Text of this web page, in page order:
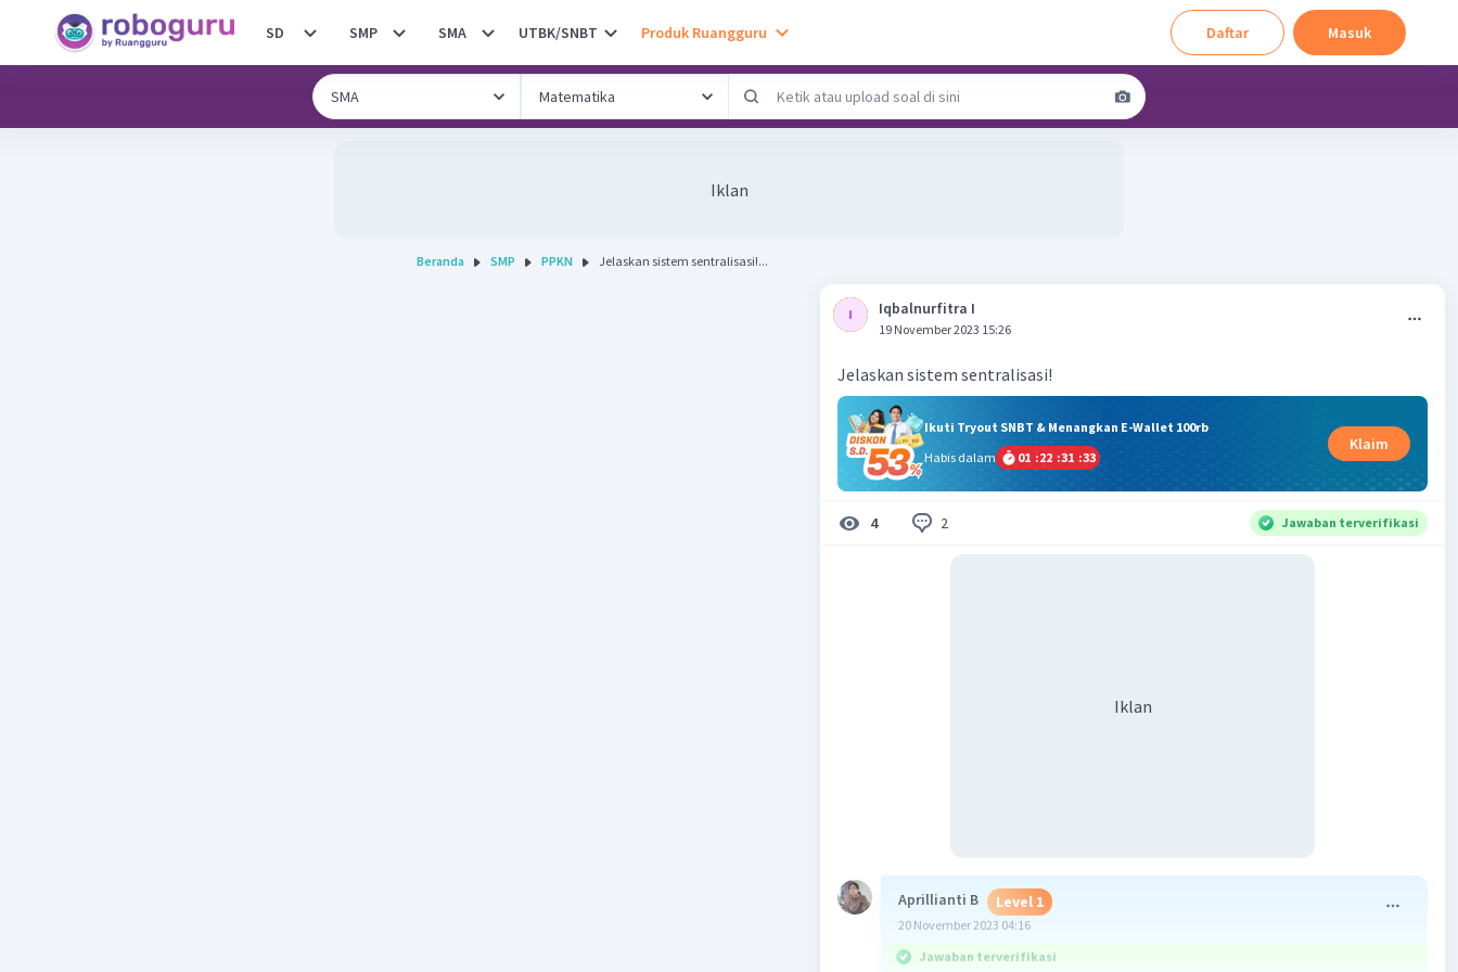
SD SMP SMA UTBK/SNBT Produk Ruangguru Daftar Masuk
Iklan
Beranda SMP PPKN Jelaskan sistem sentralisasi!...
Iqbalnurfitra I
19 November 2023 15:26
Jelaskan sistem sentralisasi!
Ikuti Tryout SNBT & Menangkan E-Wallet 100rb
Habis dalam
01 :22 :31 :32
Klaim
4 2 Jawaban terverifikasi
Iklan
Aprillianti B Level 1
20 November 2023 04:16
Jawaban terverifikasi